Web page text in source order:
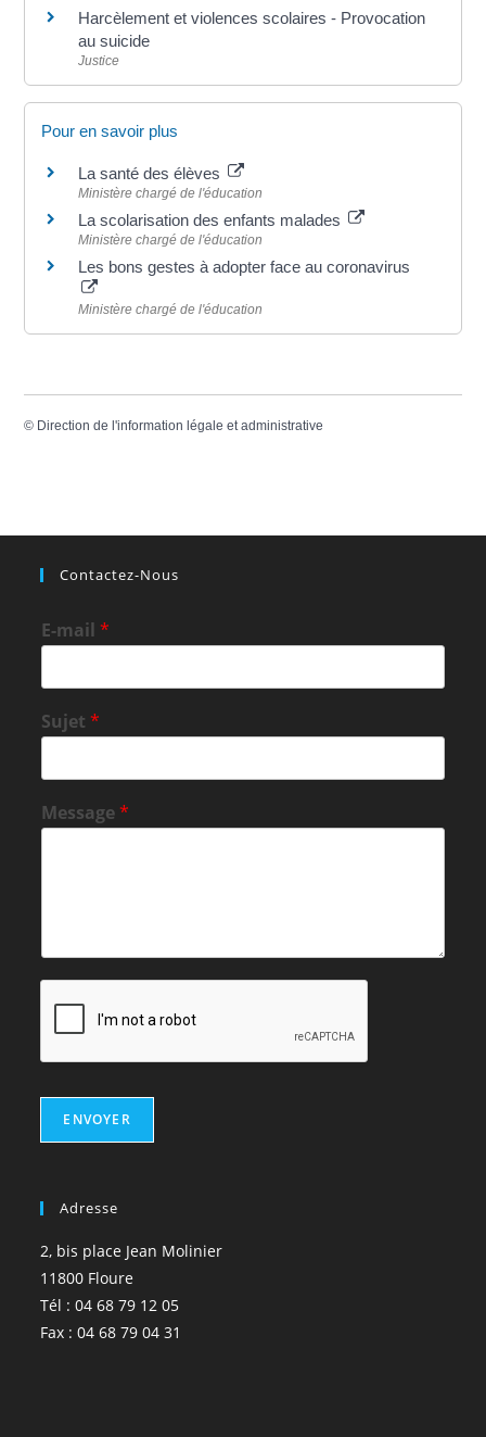
Harcèlement et violences scolaires - Provocation
au suicide
Justice
Pour en savoir plus
La santé des élèves
Ministère chargé de l'éducation
La scolarisation des enfants malades
Ministère chargé de l'éducation
Les bons gestes à adopter face au coronavirus
Ministère chargé de l'éducation
© Direction de l'information légale et administrative
Contactez-Nous
E-mail*
Sujet*
Message*
ENVOYER
Adresse
2, bis place Jean Molinier
11800 Floure
Tél : 04 68 79 12 05
Fax : 04 68 79 04 31